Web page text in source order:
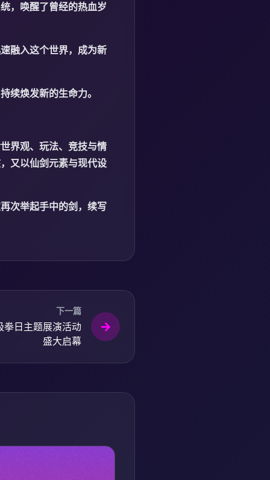
，唤醒了曾经的热血岁
融入这个世界，成为新
续焕发新的生命力。
界观、玩法、竞技与情
又以仙剑元素与现代设
次举起手中的剑，续写
下一篇
拳日主题展演活动
盛大启幕